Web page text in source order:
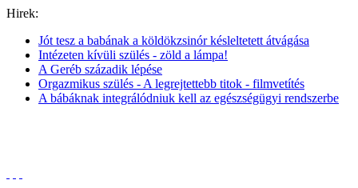
Hirek:
Jót tesz a babának a köldökzsinór késleltetett átvágása
Intézeten kívüli szülés - zöld a lámpa!
A Geréb századik lépése
Orgazmikus szülés - A legrejtettebb titok - filmvetítés
A bábáknak integrálódniuk kell az egészségügyi rendszerbe